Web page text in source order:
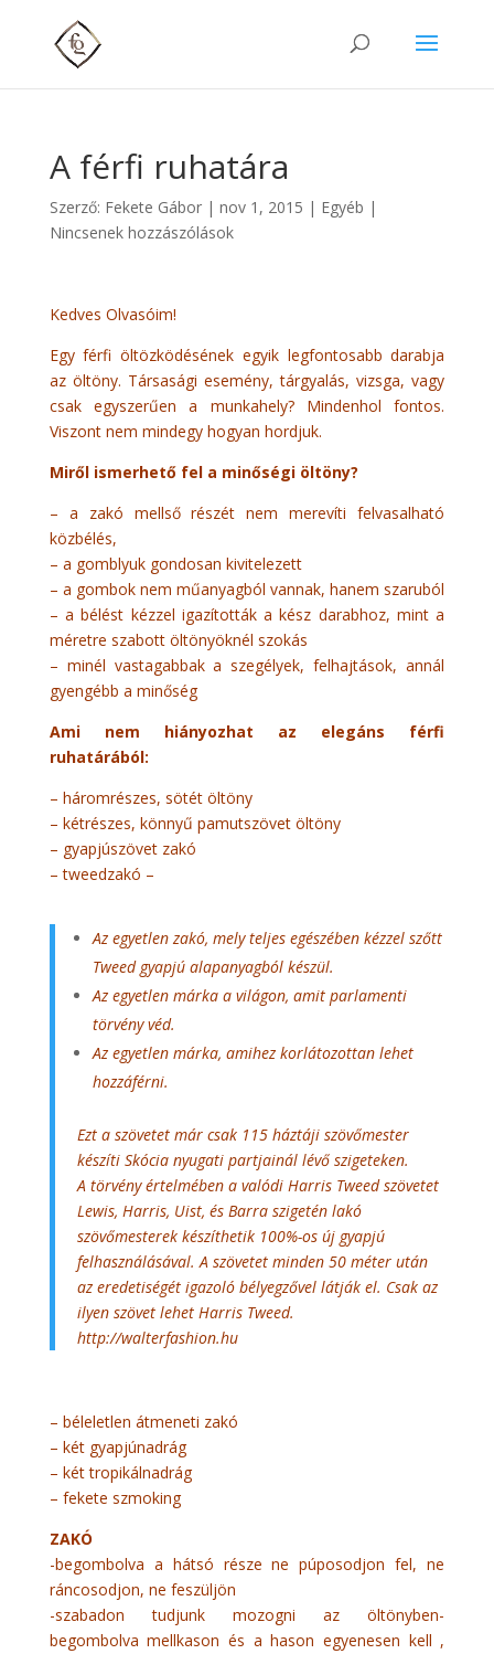
A férfi ruhatára
Szerző: Fekete Gábor| nov 1, 2015 | Egyéb |
Nincsenek hozzászólások
Kedves Olvasóim!
Egy férfi öltözködésének egyik legfontosabb darabja
az öltöny. Társasági esemény, tárgyalás, vizsga, vagy
csak egyszerűen a munkahely? Mindenhol fontos.
Viszont nem mindegy hogyan hordjuk.
Miről ismerhető fel a minőségi öltöny?
– a zakó mellső részét nem merevíti felvasalható
közbélés,
– a gomblyuk gondosan kivitelezett
– a gombok nem műanyagból vannak, hanem szaruból
– a bélést kézzel igazították a kész darabhoz, mint a
méretre szabott öltönyöknél szokás
– minél vastagabbak a szegélyek, felhajtások, annál
gyengébb a minőség
Ami nem hiányozhat az elegáns férfi
ruhatárából:
– háromrészes, sötét öltöny
– kétrészes, könnyű pamutszövet öltöny
– gyapjúszövet zakó
– tweedzakó –
Az egyetlen zakó, mely teljes egészében kézzel szőtt
Tweed gyapjú alapanyagból készül.
Az egyetlen márka a világon, amit parlamenti
törvény véd.
Az egyetlen márka, amihez korlátozottan lehet
hozzáférni.
Ezt a szövetet már csak 115 háztáji szövőmester
készíti Skócia nyugati partjainál lévő szigeteken.
A törvény értelmében a valódi Harris Tweed szövetet
Lewis, Harris, Uist, és Barra szigetén lakó
szövőmesterek készíthetik 100%-os új gyapjú
felhasználásával. A szövetet minden 50 méter után
az eredetiségét igazoló bélyegzővel látják el. Csak az
ilyen szövet lehet Harris Tweed.
http://walterfashion.hu
– béleletlen átmeneti zakó
– két gyapjúnadrág
– két tropikálnadrág
– fekete szmoking
ZAKÓ
-begombolva a hátsó része ne púposodjon fel, ne
ráncosodjon, ne feszüljön
-szabadon tudjunk mozogni az öltönyben-
begombolva mellkason és a hason egyenesen kell ,